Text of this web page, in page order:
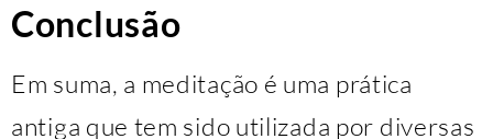
Conclusão
Em suma, a meditação é uma prática
antiga que tem sido utilizada por diversas